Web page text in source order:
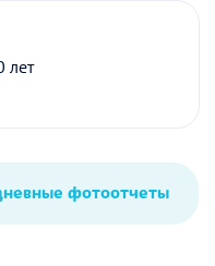
лет
фотоотчеты